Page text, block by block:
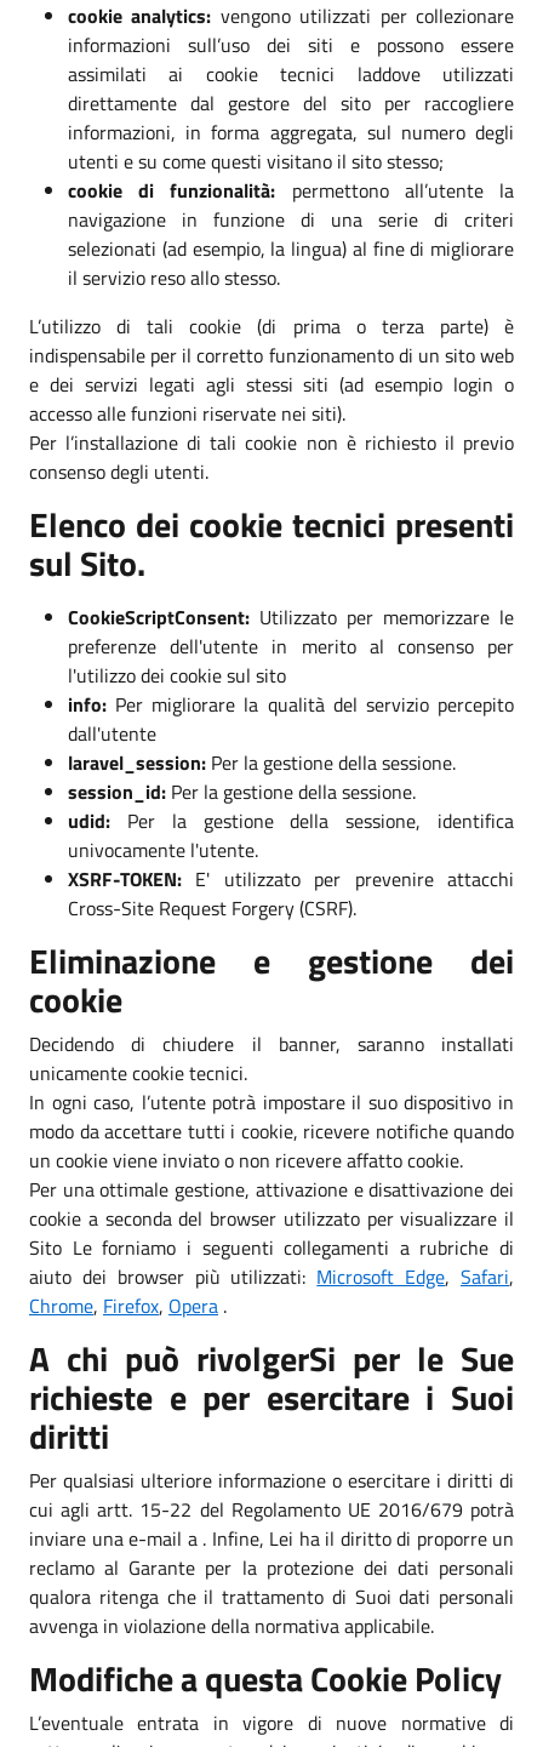
cookie analytics: vengono utilizzati per collezionare
informazioni sull’uso dei siti e possono essere
assimilati ai cookie tecnici laddove utilizzati
direttamente dal gestore del sito per raccogliere
informazioni, in forma aggregata, sul numero degli
utenti e su come questi visitano il sito stesso;
cookie di funzionalità: permettono all’utente la
navigazione in funzione di una serie di criteri
selezionati (ad esempio, la lingua) al fine di migliorare
il servizio reso allo stesso.
L’utilizzo di tali cookie (di prima o terza parte) è
indispensabile per il corretto funzionamento di un sito web
e dei servizi legati agli stessi siti (ad esempio login o
accesso alle funzioni riservate nei siti).
Per l’installazione di tali cookie non è richiesto il previo
consenso degli utenti.
Elenco dei cookie tecnici presenti
sul Sito.
CookieScriptConsent: Utilizzato per memorizzare le
preferenze dell'utente in merito al consenso per
l'utilizzo dei cookie sul sito
info: Per migliorare la qualità del servizio percepito
dall'utente
laravel_session: Per la gestione della sessione.
session_id: Per la gestione della sessione.
udid: Per la gestione della sessione, identifica
univocamente l'utente.
XSRF-TOKEN: E' utilizzato per prevenire attacchi
Cross-Site Request Forgery (CSRF).
Eliminazione e gestione dei
cookie
Decidendo di chiudere il banner, saranno installati
unicamente cookie tecnici.
In ogni caso, l’utente potrà impostare il suo dispositivo in
modo da accettare tutti i cookie, ricevere notifiche quando
un cookie viene inviato o non ricevere affatto cookie.
Per una ottimale gestione, attivazione e disattivazione dei
cookie a seconda del browser utilizzato per visualizzare il
Sito Le forniamo i seguenti collegamenti a rubriche di
aiuto dei browser più utilizzati: Microsoft Edge,Safari,
Chrome, Firefox, Opera .
A chi può rivolgerSi per le Sue
richieste e per esercitare i Suoi
diritti
Per qualsiasi ulteriore informazione o esercitare i diritti di
cui agli artt. 15-22 del Regolamento UE 2016/679 potrà
inviare una e-mail a . Infine, Lei ha il diritto di proporre un
reclamo al Garante per la protezione dei dati personali
qualora ritenga che il trattamento di Suoi dati personali
avvenga in violazione della normativa applicabile.
Modifiche a questa Cookie Policy
L’eventuale entrata in vigore di nuove normative di